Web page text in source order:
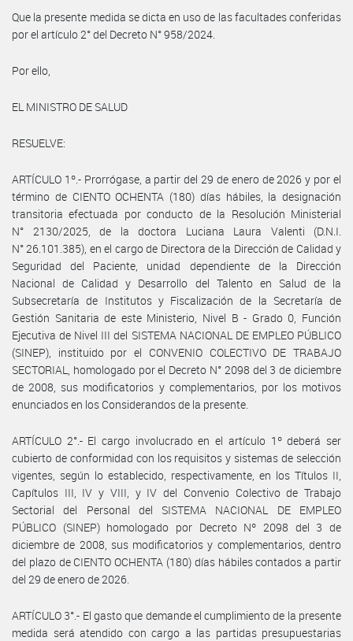
Que la presente medida se dicta en uso de las facultades conferidas
por el artículo 2° del Decreto N° 958/2024.
Por ello,
EL MINISTRO DE SALUD
RESUELVE:
ARTÍCULO 1º.- Prorrógase, a partir del 29 de enero de 2026 y por el
término de CIENTO OCHENTA (180) días hábiles, la designación
transitoria efectuada por conducto de la Resolución Ministerial
N° 2130/2025, de la doctora Luciana Laura Valenti (D.N.I.
N° 26.101.385), en el cargo de Directora de la Dirección de Calidad y
Seguridad del Paciente, unidad dependiente de la Dirección
Nacional de Calidad y Desarrollo del Talento en Salud de la
Subsecretaría de Institutos y Fiscalización de la Secretaría de
Gestión Sanitaria de este Ministerio, Nivel B - Grado 0, Función
Ejecutiva de Nivel III del SISTEMA NACIONAL DE EMPLEO PÚBLICO
(SINEP), instituido por el CONVENIO COLECTIVO DE TRABAJO
SECTORIAL, homologado por el Decreto N° 2098 del 3 de diciembre
de 2008, sus modificatorios y complementarios, por los motivos
enunciados en los Considerandos de la presente.
ARTÍCULO 2°.- El cargo involucrado en el artículo 1º deberá ser
cubierto de conformidad con los requisitos y sistemas de selección
vigentes, según lo establecido, respectivamente, en los Títulos II,
Capítulos III, IV y VIII, y IV del Convenio Colectivo de Trabajo
Sectorial del Personal del SISTEMA NACIONAL DE EMPLEO
PÚBLICO (SINEP) homologado por Decreto Nº 2098 del 3 de
diciembre de 2008, sus modificatorios y complementarios, dentro
del plazo de CIENTO OCHENTA (180) días hábiles contados a partir
del 29 de enero de 2026.
ARTÍCULO 3°.- El gasto que demande el cumplimiento de la presente
medida será atendido con cargo a las partidas presupuestarias